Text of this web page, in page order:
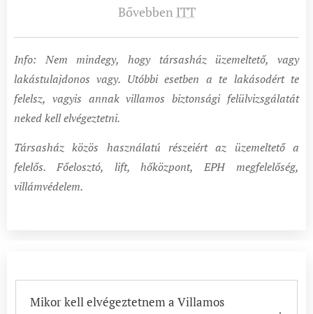
Bővebben ITT
Info: Nem mindegy, hogy társasház üzemeltető, vagy
lakástulajdonos vagy. Utóbbi esetben a te lakásodért te
felelsz, vagyis annak villamos biztonsági felülvizsgálatát
neked kell elvégeztetni.
Társasház közös használatú részeiért az üzemeltető a
felelős. Főelosztó, lift, hőközpont, EPH megfelelőség,
villámvédelem.
Mikor kell elvégeztetnem a Villamos